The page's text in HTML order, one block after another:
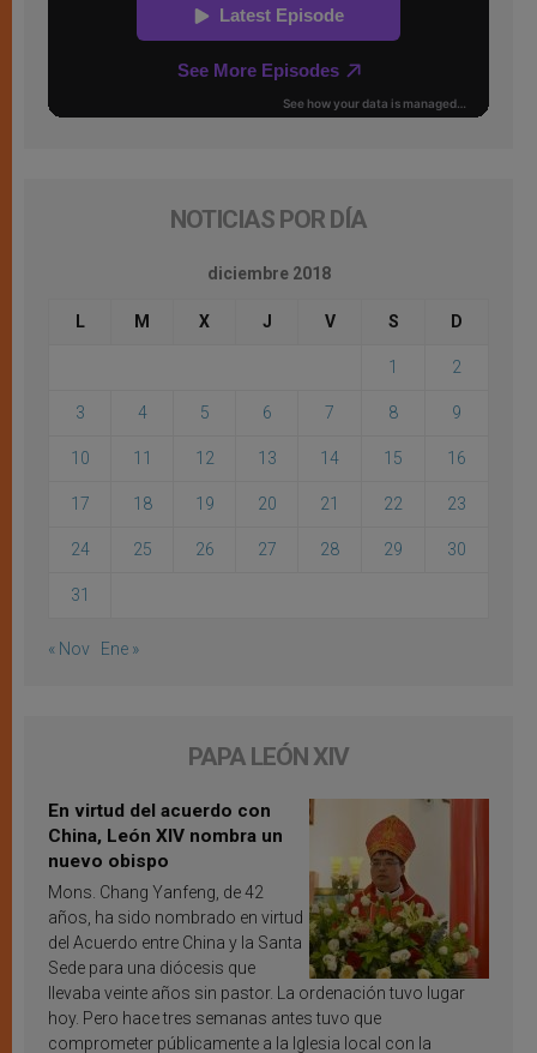
NOTICIAS POR DÍA
diciembre 2018
L M X J V S D
1 2
3 4 5 6 7 8 9
10 11 12 13 14 15 16
17 18 19 20 21 22 23
24 25 26 27 28 29 30
31
« Nov Ene »
PAPA LEÓN XIV
En virtud del acuerdo con
China, León XIV nombra un
nuevo obispo
Mons. Chang Yanfeng, de 42
años, ha sido nombrado en virtud
del Acuerdo entre China y la Santa
Sede para una diócesis que
llevaba veinte años sin pastor. La ordenación tuvo lugar
hoy. Pero hace tres semanas antes tuvo que
comprometer públicamente a la Iglesia local con la